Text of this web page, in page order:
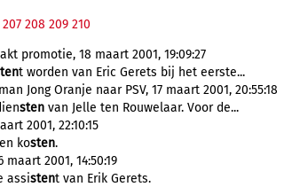
207 208 209 210
promotie, 18 maart 2001, 19:09:27
t worden van Eric Gerets bij het eerste...
Jong Oranje naar PSV, 17 maart 2001, 20:55:18
sten van Jelle ten Rouwelaar. Voor de...
2001, 22:10:15
kosten.
2001, 14:50:19
assistent van Erik Gerets.